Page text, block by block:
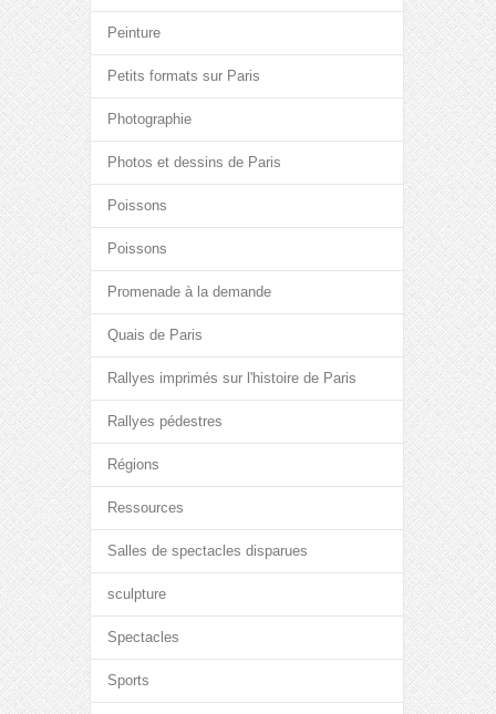
Peinture
Petits formats sur Paris
Photographie
Photos et dessins de Paris
Poissons
Poissons
Promenade à la demande
Quais de Paris
Rallyes imprimés sur l'histoire de Paris
Rallyes pédestres
Régions
Ressources
Salles de spectacles disparues
sculpture
Spectacles
Sports